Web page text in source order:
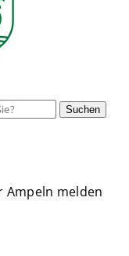
Suchen
Ampeln melden